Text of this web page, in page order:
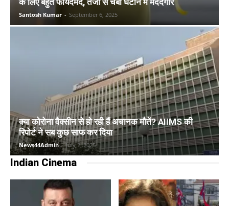
के लिए बहुत फायदेमंद, तेजी से चर्बी घटाने में मददगार
Santosh Kumar - September 6, 2025
क्या कोरोना वैक्सीन से हो रही हैं अचानक मौतें? AIIMS की
रिपोर्ट ने सब कुछ साफ कर दिया
News44Admin - July 2, 2025
Indian Cinema